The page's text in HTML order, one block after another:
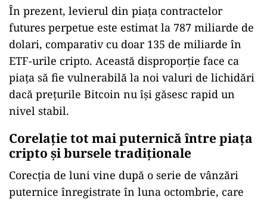
În prezent, levierul din piața contractelor
futures perpetue este estimat la 787 miliarde de
dolari, comparativ cu doar 135 de miliarde în
ETF-urile cripto. Această disproporție face ca
piața să fie vulnerabilă la noi valuri de lichidări
dacă prețurile Bitcoin nu își găsesc rapid un
nivel stabil.
Corelație tot mai puternică între piața
cripto și bursele tradiționale
Corecția de luni vine după o serie de vânzări
puternice înregistrate în luna octombrie, care